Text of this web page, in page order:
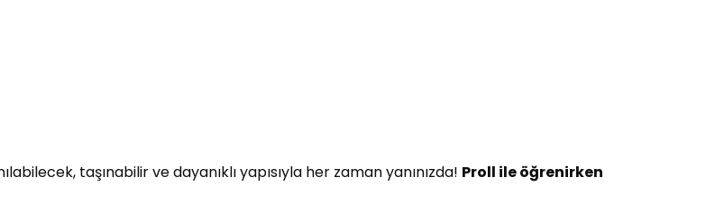
taşınabilir ve dayanıklı yapısıyla her zaman yanınızda! Proll ile öğrenirken